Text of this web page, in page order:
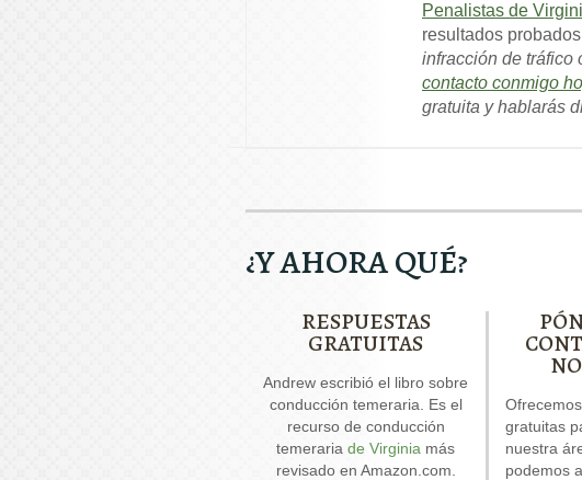
Penalistas de
resultados
infracción de tráfico
contacto conmigo
gratuita y hablarás
¿Y AHORA QUÉ?
RESPUESTAS
GRATUITAS
Andrew escribió el libro sobre
conducción temeraria. Es el
recurso de conducción
temeraria de Virginia más
revisado en Amazon.com.
DWI. Está
respuestas
gratuitas
nuestra
podemos